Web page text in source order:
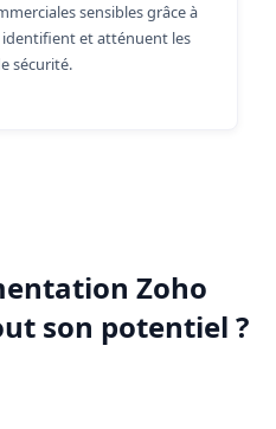
sensibles grâce à
et atténuent les
sécurité.
Zoho
son potentiel ?